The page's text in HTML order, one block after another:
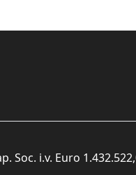
i.v. Euro